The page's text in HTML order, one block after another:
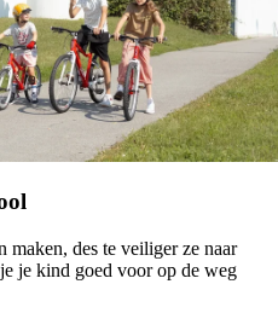
maken, des te veiliger ze naar
je kind goed voor op de weg